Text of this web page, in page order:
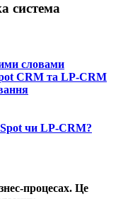
система
словами
CRM та LP-CRM
чи LP-CRM?
процесах. Це